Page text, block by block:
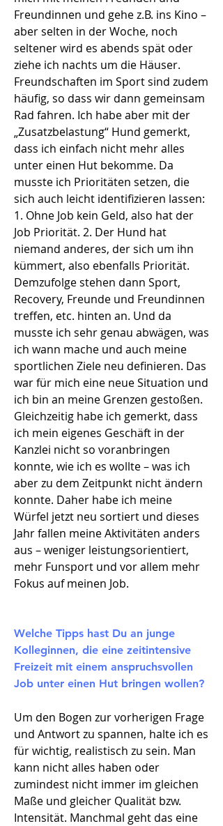
Freundinnen und gehe z.B. ins Kino –
aber selten in der Woche, noch
seltener wird es abends spät oder
ziehe ich nachts um die Häuser.
Freundschaften im Sport sind zudem
häufig, so dass wir dann gemeinsam
Rad fahren. Ich habe aber mit der
„Zusatzbelastung“ Hund gemerkt,
dass ich einfach nicht mehr alles
unter einen Hut bekomme. Da
musste ich Prioritäten setzen, die
sich auch leicht identifizieren lassen:
1. Ohne Job kein Geld, also hat der
Job Priorität. 2. Der Hund hat
niemand anderes, der sich um ihn
kümmert, also ebenfalls Priorität.
Demzufolge stehen dann Sport,
Recovery, Freunde und Freundinnen
treffen, etc. hinten an. Und da
musste ich sehr genau abwägen, was
ich wann mache und auch meine
sportlichen Ziele neu definieren. Das
war für mich eine neue Situation und
ich bin an meine Grenzen gestoßen.
Gleichzeitig habe ich gemerkt, dass
ich mein eigenes Geschäft in der
Kanzlei nicht so voranbringen
konnte, wie ich es wollte – was ich
aber zu dem Zeitpunkt nicht ändern
konnte. Daher habe ich meine
Würfel jetzt neu sortiert und dieses
Jahr fallen meine Aktivitäten anders
aus – weniger leistungsorientiert,
mehr Funsport und vor allem mehr
Fokus auf meinen Job.
Welche Tipps hast Du an junge
Kolleginnen, die eine zeitintensive
Freizeit mit einem anspruchsvollen
Job unter einen Hut bringen wollen?
Um den Bogen zur vorherigen Frage
und Antwort zu spannen, halte ich es
für wichtig, realistisch zu sein. Man
kann nicht alles haben oder
zumindest nicht immer im gleichen
Maße und gleicher Qualität bzw.
Intensität. Manchmal geht das eine